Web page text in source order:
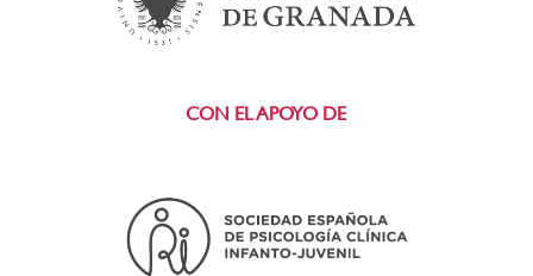
CON EL APOYO DE